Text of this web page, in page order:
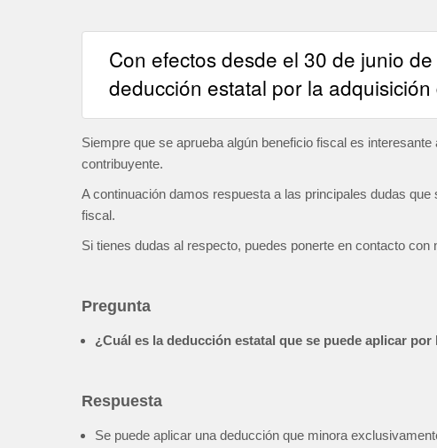
Con efectos desde el 30 de junio
deducción estatal por la
Siempre que se aprueba algún beneficio fiscal es
contribuyente.
A continuación damos respuesta a las principales dudas
fiscal.
Si tienes dudas al respecto, puedes ponerte en contacto
Pregunta
¿Cuál es la deducción estatal que se puede aplicar
Respuesta
Se puede aplicar una deducción que minora